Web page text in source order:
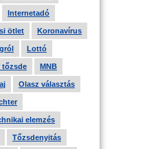
Internetadó
ötlet Koronavírus
Lottó
tőzsde MNB
Olasz választás
elemzés
Tőzsdenyitás